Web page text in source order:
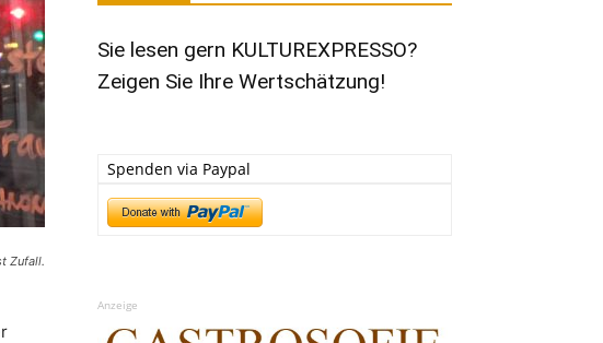
Zufall.
Sie lesen gern KULTUREXPRESSO?
Zeigen Sie Ihre Wertschätzung!
Spenden via Paypal
Anzeige